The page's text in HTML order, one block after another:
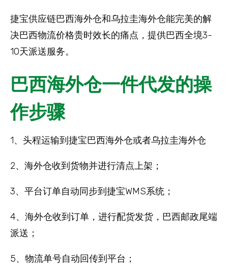
捷宝供应链巴西海外仓和乌拉圭海外仓能完美的解
决巴西物流价格贵时效长的痛点，提供巴西全境3-
10天派送服务。
巴西海外仓一件代发的操
作步骤
1、头程运输到捷宝巴西海外仓或者乌拉圭海外仓
2、海外仓收到货物并进行清点上架；
3、平台订单自动同步到捷宝WMS系统；
4、海外仓收到订单，进行配货发货，巴西邮政尾端
派送；
5、物流单号自动回传到平台；